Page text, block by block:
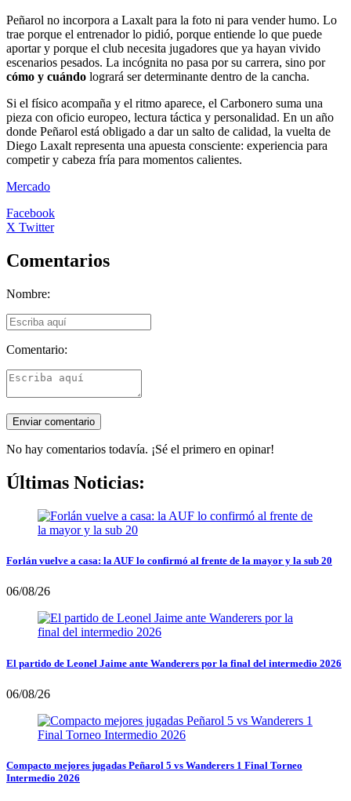
Peñarol no incorpora a Laxalt para la foto ni para vender humo. Lo
trae porque el entrenador lo pidió, porque entiende lo que puede
aportar y porque el club necesita jugadores que ya hayan vivido
escenarios pesados. La incógnita no pasa por su carrera, sino por
cómo y cuándo logrará ser determinante dentro de la cancha.
Si el físico acompaña y el ritmo aparece, el Carbonero suma una
pieza con oficio europeo, lectura táctica y personalidad. En un año
donde Peñarol está obligado a dar un salto de calidad, la vuelta de
Diego Laxalt representa una apuesta consciente: experiencia para
competir y cabeza fría para momentos calientes.
Mercado
Facebook
X Twitter
Comentarios
Nombre:
Comentario:
No hay comentarios todavía. ¡Sé el primero en opinar!
Últimas Noticias:
Forlán vuelve a casa: la AUF lo confirmó al frente de la mayor y la sub 20
06/08/26
El partido de Leonel Jaime ante Wanderers por la final del intermedio 2026
06/08/26
Compacto mejores jugadas Peñarol 5 vs Wanderers 1 Final Torneo
Intermedio 2026